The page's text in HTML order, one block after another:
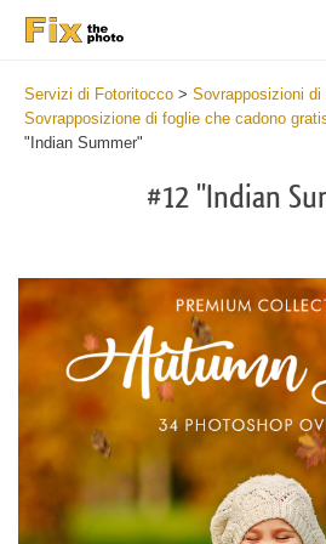
Servizi di Fotoritocco > Sovrapposizioni di
Sovrapposizione di foglie che cadono
"Indian Summer"
#12 "Indian